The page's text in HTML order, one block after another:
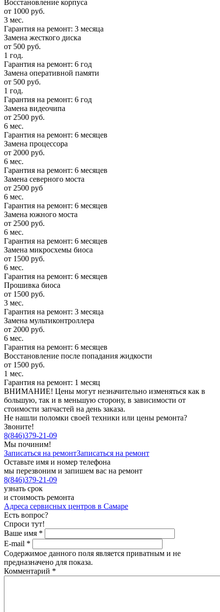
Восстановление корпуса
от 1000 руб.
3 мес.
Гарантия на ремонт: 3 месяца
Замена жесткого диска
от 500 руб.
1 год.
Гарантия на ремонт: 6 год
Замена оперативной памяти
от 500 руб.
1 год.
Гарантия на ремонт: 6 год
Замена видеочипа
от 2500 руб.
6 мес.
Гарантия на ремонт: 6 месяцев
Замена процессора
от 2000 руб.
6 мес.
Гарантия на ремонт: 6 месяцев
Замена северного моста
от 2500 руб
6 мес.
Гарантия на ремонт: 6 месяцев
Замена южного моста
от 2500 руб.
6 мес.
Гарантия на ремонт: 6 месяцев
Замена микросхемы биоса
от 1500 руб.
6 мес.
Гарантия на ремонт: 6 месяцев
Прошивка биоса
от 1500 руб.
3 мес.
Гарантия на ремонт: 3 месяца
Замена мультиконтроллера
от 2000 руб.
6 мес.
Гарантия на ремонт: 6 месяцев
Восстановление после попадания жидкости
от 1500 руб.
1 мес.
Гарантия на ремонт: 1 месяц
ВНИМАНИЕ! Цены могут незначительно изменяться как в
большую, так и в меньшую сторону, в зависимости от
стоимости запчастей на день заказа.
Не нашли поломки своей техники или цены ремонта?
Звоните!
8(846)379-21-09
Мы починим!
Записаться на ремонтЗаписаться на ремонт
Оставьте имя и номер телефона
мы перезвоним и запишем вас на ремонт
8(846)379-21-09
узнать срок
и стоимость ремонта
Адреса сервисных центров в Самаре
Есть вопрос?
Спроси тут!
Ваше имя *
E-mail *
Содержимое данного поля является приватным и не
предназначено для показа.
Комментарий *